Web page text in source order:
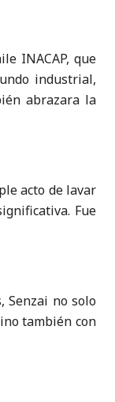
INACAP, que
industrial,
abrazara la
acto de lavar
Fue
Senzai no solo
también con